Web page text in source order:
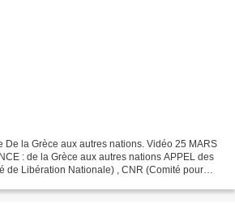
De la Grèce aux autres nations. Vidéo 25 MARS
: de la Grèce aux autres nations APPEL des
de Libération Nationale) , CNR (Comité pour
videos/1851487987